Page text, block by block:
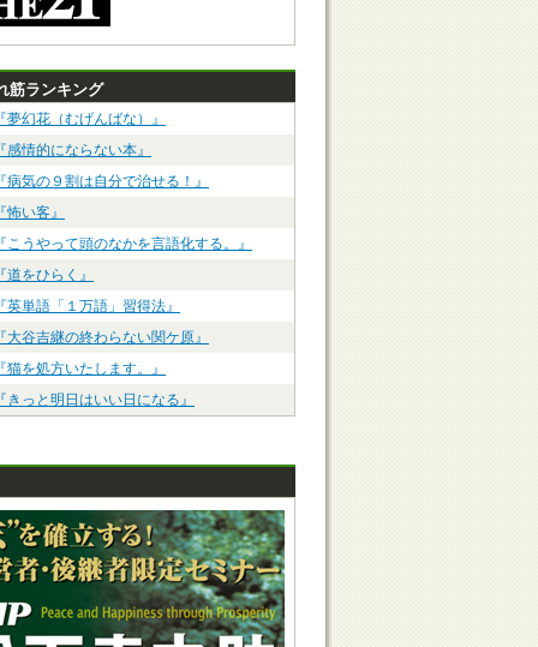
筋ランキング
夢幻花（むげんばな）』
感情的にならない本』
病気の９割は自分で治せる！』
怖い客』
こうやって頭のなかを言語化する。』
道をひらく』
英単語「１万語」習得法』
大谷吉継の終わらない関ケ原』
猫を処方いたします。』
きっと明日はいい日になる』